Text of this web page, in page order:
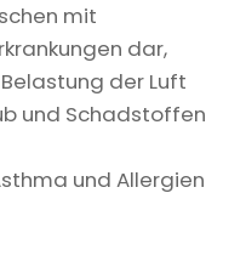
mit
dar,
der Luft
und Schadstoffen
und Allergien